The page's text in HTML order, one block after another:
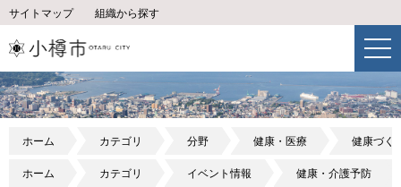
サイトマップ 組織から探す
ホーム カテゴリ 分野 健康・医療 健康づく
ホーム カテゴリ イベント情報 健康・介護予防